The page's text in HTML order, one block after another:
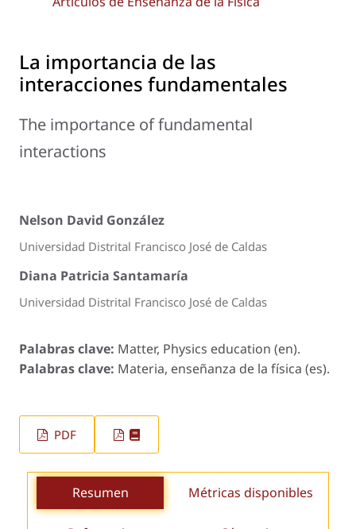
La importancia de las
interacciones fundamentales
The importance of fundamental
interactions
Nelson David González
Universidad Distrital Francisco José de Caldas
Diana Patricia Santamaría
Universidad Distrital Francisco José de Caldas
Palabras clave: Matter, Physics education (en).
Palabras clave: Materia, enseñanza de la física (es).
PDF
Resumen Métricas disponibles